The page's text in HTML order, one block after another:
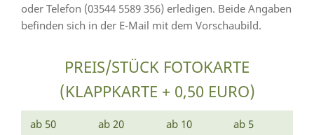
oder Telefon (03544 5589 356) erledigen. Beide Angaben
befinden sich in der E-Mail mit dem Vorschaubild.
PREIS/STÜCK FOTOKARTE
(KLAPPKARTE + 0,50 EURO)
ab 50 ab 20 ab 10
ab 5